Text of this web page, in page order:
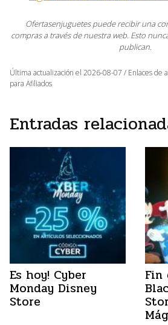
Ofertasenjuguetes puede recibir una
compras a través de nuestra web. Esto
publican.
Última actualización el 2026-08-07 / Enlaces de
para Afiliados
Entradas
Es hoy! Cyber
Monday Disney
Store
Fin